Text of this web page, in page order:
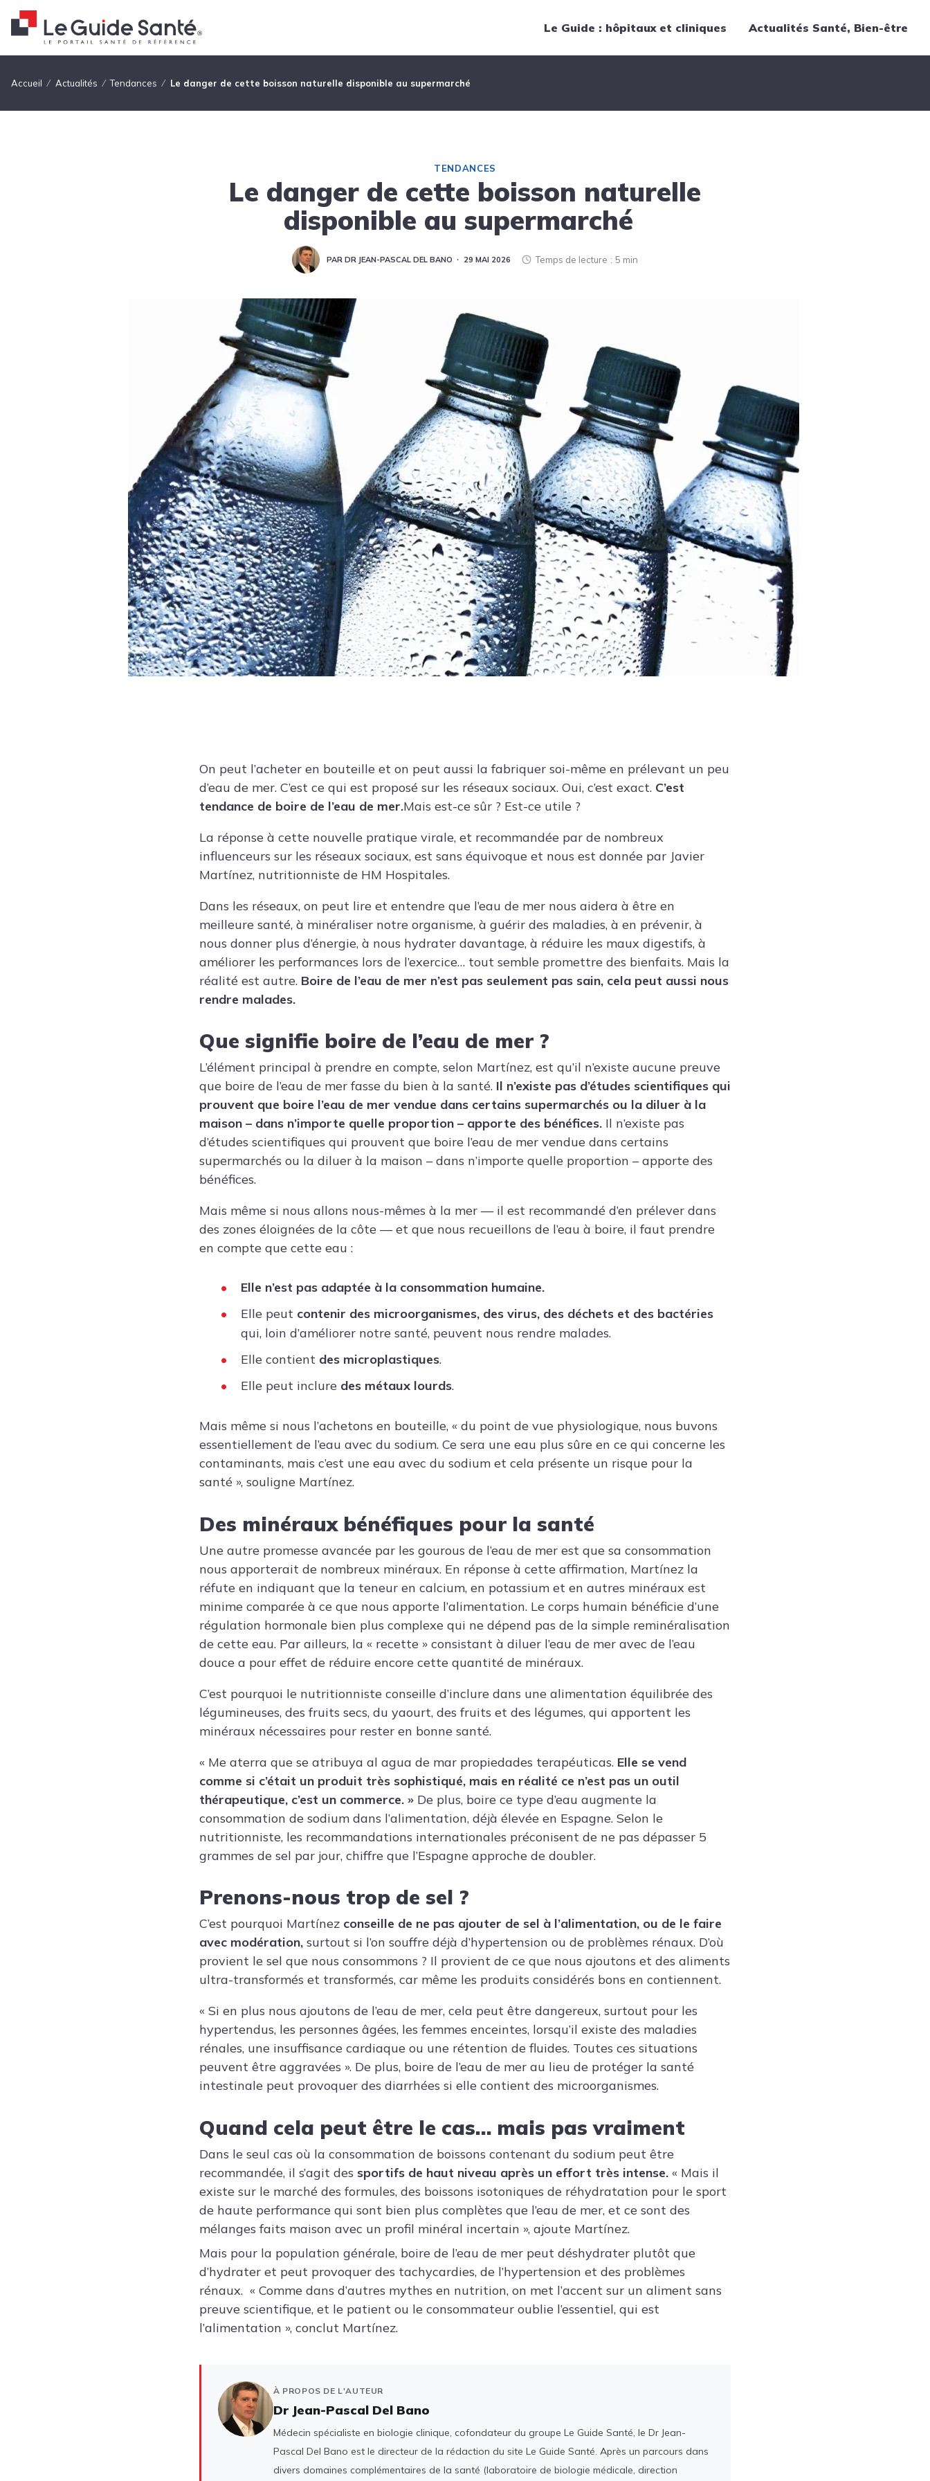
Le Guide : hôpitaux et cliniques Actualités Santé, Bien-être
Fil d'Ariane
Accueil Actualités Tendances Le danger de cette boisson naturelle disponible au supermarché
TENDANCES
Le danger de cette boisson naturelle
disponible au supermarché
PAR DR JEAN-PASCAL DEL BANO 29 MAI 2026 Temps de lecture 5 min
On peut l’acheter en bouteille et on peut aussi la fabriquer soi-même en prélevant un peu
d’eau de mer. C’est ce qui est proposé sur les réseaux sociaux. Oui, c’est exact. C’est
tendance de boire de l’eau de mer.Mais est-ce sûr ? Est-ce utile ?
La réponse à cette nouvelle pratique virale, et recommandée par de nombreux
influenceurs sur les réseaux sociaux, est sans équivoque et nous est donnée par Javier
Martínez, nutritionniste de HM Hospitales.
Dans les réseaux, on peut lire et entendre que l’eau de mer nous aidera à être en
meilleure santé, à minéraliser notre organisme, à guérir des maladies, à en prévenir, à
nous donner plus d’énergie, à nous hydrater davantage, à réduire les maux digestifs, à
améliorer les performances lors de l’exercice… tout semble promettre des bienfaits. Mais la
réalité est autre. Boire de l’eau de mer n’est pas seulement pas sain, cela peut aussi nous
rendre malades.
Que signifie boire de l’eau de mer ?
L’élément principal à prendre en compte, selon Martínez, est qu’il n’existe aucune preuve
que boire de l’eau de mer fasse du bien à la santé. Il n’existe pas d’études scientifiques qui
prouvent que boire l’eau de mer vendue dans certains supermarchés ou la diluer à la
maison – dans n’importe quelle proportion – apporte des bénéfices. Il n’existe pas
d’études scientifiques qui prouvent que boire l’eau de mer vendue dans certains
supermarchés ou la diluer à la maison – dans n’importe quelle proportion – apporte des
bénéfices.
Mais même si nous allons nous-mêmes à la mer — il est recommandé d’en prélever dans
des zones éloignées de la côte — et que nous recueillons de l’eau à boire, il faut prendre
en compte que cette eau :
Elle n’est pas adaptée à la consommation humaine.
Elle peut contenir des microorganismes, des virus, des déchets et des bactéries
qui, loin d’améliorer notre santé, peuvent nous rendre malades.
Elle contient des microplastiques.
Elle peut inclure des métaux lourds.
Mais même si nous l’achetons en bouteille, « du point de vue physiologique, nous buvons
essentiellement de l’eau avec du sodium. Ce sera une eau plus sûre en ce qui concerne les
contaminants, mais c’est une eau avec du sodium et cela présente un risque pour la
santé », souligne Martínez.
Des minéraux bénéfiques pour la santé
Une autre promesse avancée par les gourous de l’eau de mer est que sa consommation
nous apporterait de nombreux minéraux. En réponse à cette affirmation, Martínez la
réfute en indiquant que la teneur en calcium, en potassium et en autres minéraux est
minime comparée à ce que nous apporte l’alimentation. Le corps humain bénéficie d’une
régulation hormonale bien plus complexe qui ne dépend pas de la simple reminéralisation
de cette eau. Par ailleurs, la « recette » consistant à diluer l’eau de mer avec de l’eau
douce a pour effet de réduire encore cette quantité de minéraux.
C’est pourquoi le nutritionniste conseille d’inclure dans une alimentation équilibrée des
légumineuses, des fruits secs, du yaourt, des fruits et des légumes, qui apportent les
minéraux nécessaires pour rester en bonne santé.
« Me aterra que se atribuya al agua de mar propiedades terapéuticas. Elle se vend
comme si c’était un produit très sophistiqué, mais en réalité ce n’est pas un outil
thérapeutique, c’est un commerce. » De plus, boire ce type d’eau augmente la
consommation de sodium dans l’alimentation, déjà élevée en Espagne. Selon le
nutritionniste, les recommandations internationales préconisent de ne pas dépasser 5
grammes de sel par jour, chiffre que l’Espagne approche de doubler.
Prenons-nous trop de sel ?
C’est pourquoi Martínez conseille de ne pas ajouter de sel à l’alimentation, ou de le faire
avec modération, surtout si l’on souffre déjà d’hypertension ou de problèmes rénaux. D’où
provient le sel que nous consommons ? Il provient de ce que nous ajoutons et des aliments
ultra-transformés et transformés, car même les produits considérés bons en contiennent.
« Si en plus nous ajoutons de l’eau de mer, cela peut être dangereux, surtout pour les
hypertendus, les personnes âgées, les femmes enceintes, lorsqu’il existe des maladies
rénales, une insuffisance cardiaque ou une rétention de fluides. Toutes ces situations
peuvent être aggravées ». De plus, boire de l’eau de mer au lieu de protéger la santé
intestinale peut provoquer des diarrhées si elle contient des microorganismes.
Quand cela peut être le cas… mais pas vraiment
Dans le seul cas où la consommation de boissons contenant du sodium peut être
recommandée, il s’agit des sportifs de haut niveau après un effort très intense. « Mais il
existe sur le marché des formules, des boissons isotoniques de réhydratation pour le sport
de haute performance qui sont bien plus complètes que l’eau de mer, et ce sont des
mélanges faits maison avec un profil minéral incertain », ajoute Martínez.
Mais pour la population générale, boire de l’eau de mer peut déshydrater plutôt que
d’hydrater et peut provoquer des tachycardies, de l’hypertension et des problèmes
rénaux. « Comme dans d’autres mythes en nutrition, on met l’accent sur un aliment sans
preuve scientifique, et le patient ou le consommateur oublie l’essentiel, qui est
l’alimentation », conclut Martínez.
À PROPOS DE L'AUTEUR
Dr Jean-Pascal Del Bano
Médecin spécialiste en biologie clinique, cofondateur du groupe Le Guide Santé, le Dr Jean-
Pascal Del Bano est le directeur de la rédaction du site Le Guide Santé. Après un parcours dans
divers domaines complémentaires de la santé (laboratoire de biologie médicale, direction